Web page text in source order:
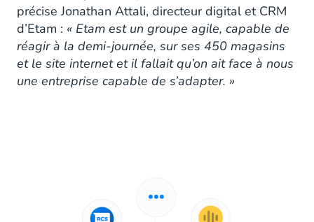
précise Jonathan Attali, directeur digital et CRM
d’Etam : « Etam est un groupe agile, capable de
réagir à la demi-journée, sur ses 450 magasins
et le site internet et il fallait qu’on ait face à nous
une entreprise capable de s’adapter. »